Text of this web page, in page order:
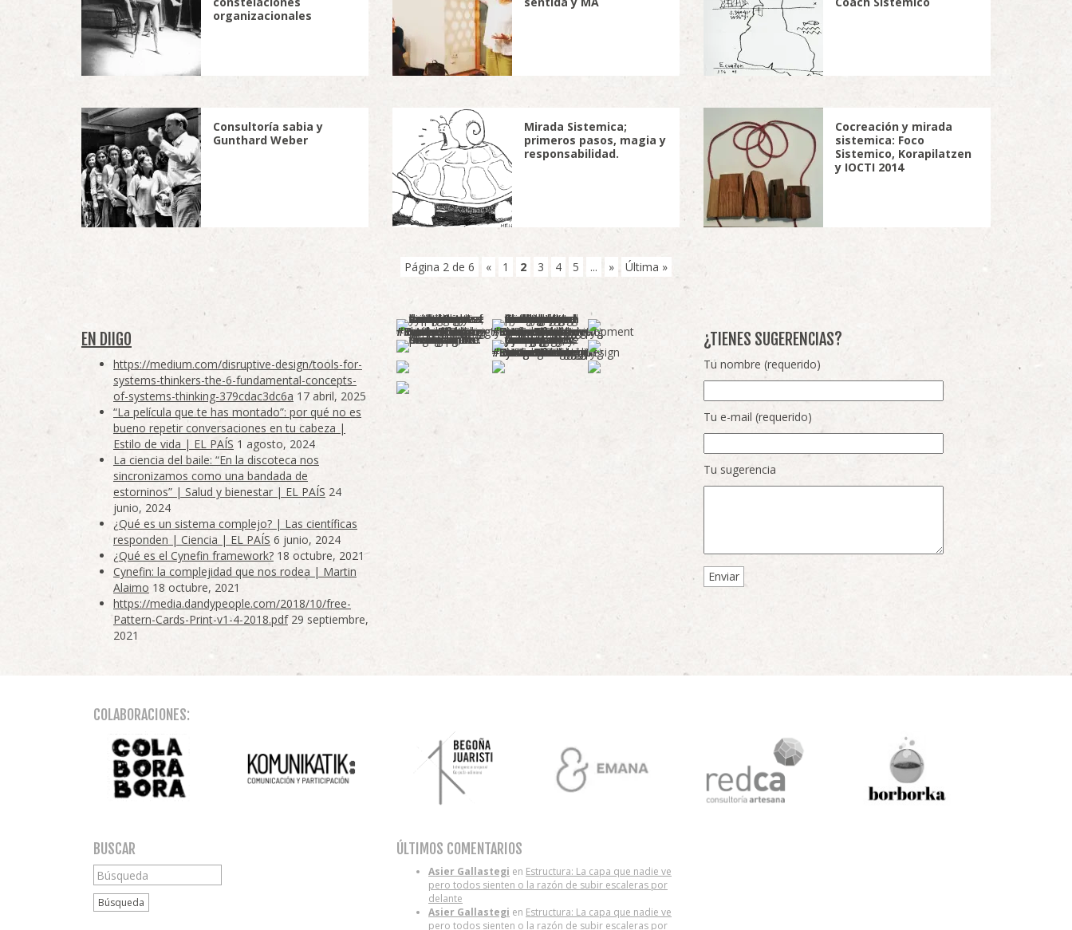
organizacionales
Consultoría sabia y
Gunthard Weber
Mirada Sistemica;
primeros pasos, magia y
responsabilidad.
Cocreación y mirada
sistemica: Foco
Sistemico, Korapilatzen
y IOCTI 2014
Página 2 de 6 « 1 2 3 4 5 ... » Última »
EN DIIGO
https://medium.com/disruptive-design/tools-for-
systems-thinkers-the-6-fundamental-concepts-
of-systems-thinking-379cdac3dc6a 17 abril, 2025
“La película que te has montado”: por qué no es
bueno repetir conversaciones en tu cabeza |
Estilo de vida | EL PAÍS 1 agosto, 2024
La ciencia del baile: “En la discoteca nos
sincronizamos como una bandada de
estorninos” | Salud y bienestar | EL PAÍS 24
junio, 2024
¿Qué es un sistema complejo? | Las científicas
responden | Ciencia | EL PAÍS 6 junio, 2024
¿Qué es el Cynefin framework? 18 octubre, 2021
Cynefin: la complejidad que nos rodea | Martin
Alaimo 18 octubre, 2021
https://media.dandypeople.com/2018/10/free-
Pattern-Cards-Print-v1-4-2018.pdf 29 septiembre,
2021
¿TIENES SUGERENCIAS?
Tu nombre (requerido)
Tu e-mail (requerido)
Tu sugerencia
Por favor, deja este campo vacío.
COLABORACIONES:
BUSCAR
Búsqueda
ÚLTIMOS COMENTARIOS
Asier Gallastegi en Estructura: La capa que nadie ve
pero todos sienten o la razón de subir escaleras por
delante
Asier Gallastegi en Estructura: La capa que nadie ve
pero todos sienten o la razón de subir escaleras por